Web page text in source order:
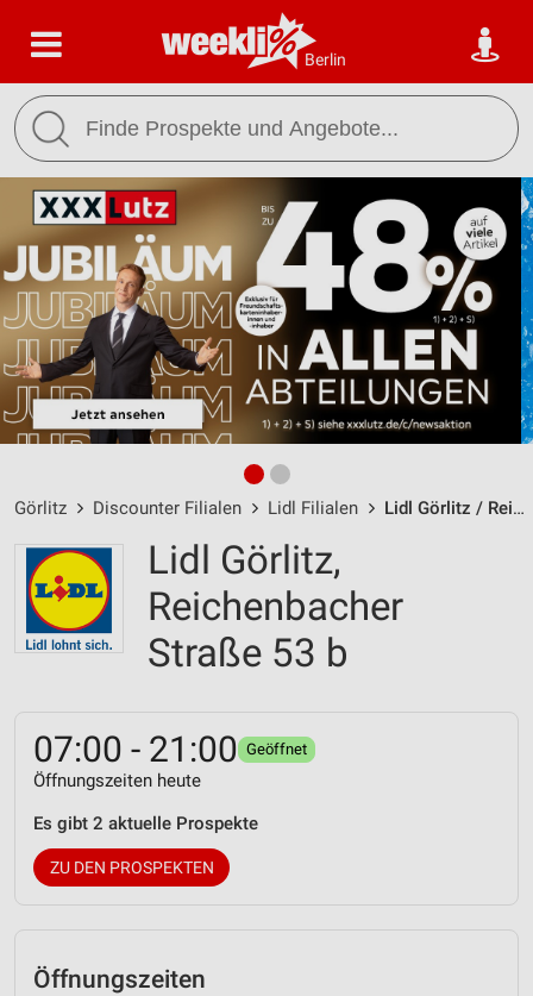
Berlin
Görlitz Discounter Filialen Lidl Filialen Lidl Görlitz / Reichenbacher Straße 53 b - Öffnungszeiten & Adresse
Lidl Görlitz,
Reichenbacher
Straße 53 b
07:00 - 21:00 Geöffnet
Öffnungszeiten heute
Es gibt 2 aktuelle Prospekte
ZU DEN PROSPEKTEN
Öffnungszeiten